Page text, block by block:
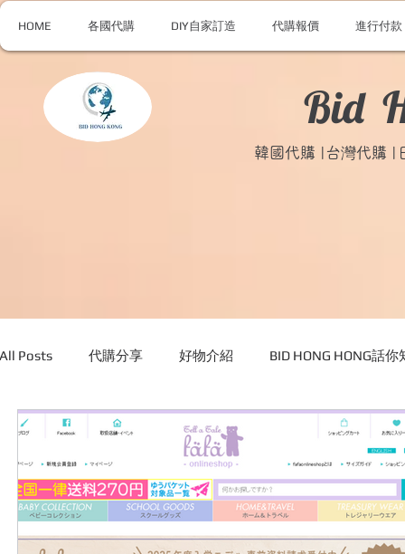
HOME 各國代購 DIY自家訂造 代購報價 進行付款
Bid
韓國代購 |台灣代購 |
All Posts 代購分享 好物介紹 BID HONG HONG話你
外國購物網站介紹 ABOUT ME ABOUT BIDHONGKONG
美食團購 購物 台灣代購網站 Bidhongkong